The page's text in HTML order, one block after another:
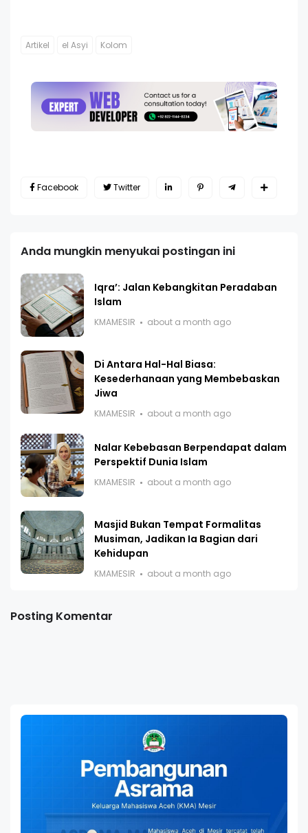
Artikel el Asyi Kolom
Facebook Twitter
Anda mungkin menyukai postingan ini
Iqra’: Jalan Kebangkitan Peradaban
Islam
KMAMESIR about a month ago
Di Antara Hal-Hal Biasa:
Kesederhanaan yang Membebaskan
Jiwa
KMAMESIR about a month ago
Nalar Kebebasan Berpendapat dalam
Perspektif Dunia Islam
KMAMESIR about a month ago
Masjid Bukan Tempat Formalitas
Musiman, Jadikan Ia Bagian dari
Kehidupan
KMAMESIR about a month ago
Posting Komentar